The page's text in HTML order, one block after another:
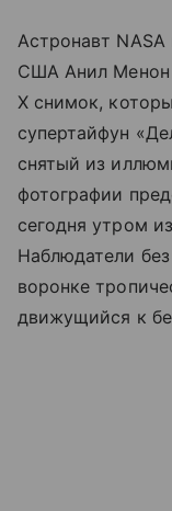
Астронавт
США Анил Менон
X снимок,
супертайфун
снятый из
фотографии
сегодня утром
Наблюдатели
воронке
движущийся к